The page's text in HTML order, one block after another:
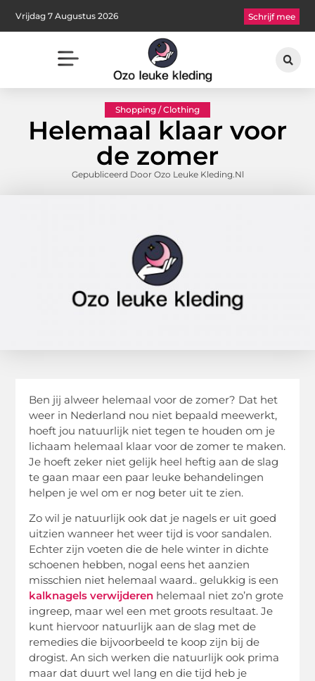
Vrijdag 7 Augustus 2026 Schrijf mee
Shopping / Clothing
Helemaal klaar voor
de zomer
Gepubliceerd Door Ozo Leuke Kleding.nl
Ben jij alweer helemaal voor de zomer? Dat het
weer in Nederland nou niet bepaald meewerkt,
hoeft jou natuurlijk niet tegen te houden om je
lichaam helemaal klaar voor de zomer te maken.
Je hoeft zeker niet gelijk heel heftig aan de slag
te gaan maar een paar leuke behandelingen
helpen je wel om er nog beter uit te zien.
Zo wil je natuurlijk ook dat je nagels er uit goed
uitzien wanneer het weer tijd is voor sandalen.
Echter zijn voeten die de hele winter in dichte
schoenen hebben, nogal eens het aanzien
misschien niet helemaal waard.. gelukkig is een
kalknagels verwijderen helemaal niet zo’n grote
ingreep, maar wel een met groots resultaat. Je
kunt hiervoor natuurlijk aan de slag met de
remedies die bijvoorbeeld te koop zijn bij de
drogist. An sich werken die natuurlijk ook prima
maar dat duurt wel lang en die tijd heb je